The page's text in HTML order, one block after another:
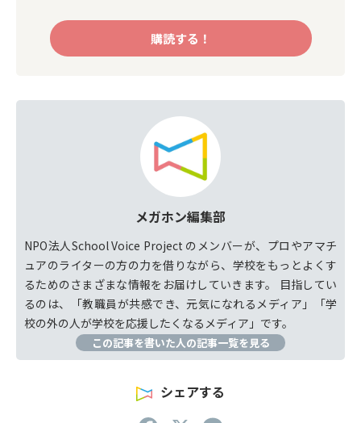
メガホン編集部
NPO法人School Voice Project のメンバーが、プロやアマチ
ュアのライターの方の力を借りながら、学校をもっとよくす
るためのさまざまな情報をお届けしていきます。 目指してい
るのは、「教職員が共感でき、元気になれるメディア」「学
校の外の人が学校を応援したくなるメディア」です。
この記事を書いた人の記事一覧を見る
シェアする